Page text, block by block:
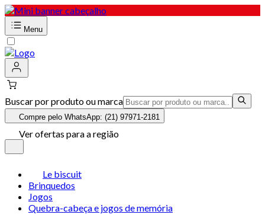
Menu
Buscar por produto ou marca
Compre pelo WhatsApp: (21) 97971-2181
Ver ofertas para a região
Le biscuit
Brinquedos
Jogos
Quebra-cabeça e jogos de memória